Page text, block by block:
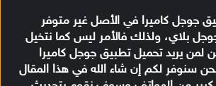
جوجل كاميرا في الأصل غير متوفر
بلاي، ولذلك فالأمر ليس كما نتخيل
لمن يريد تحميل تطبيق جوجل كاميرا
سنوفر لكم إن شاء الله في هذا المقال